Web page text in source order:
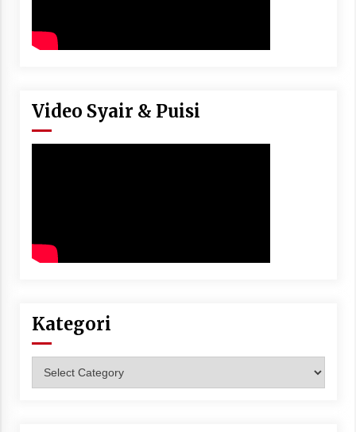
Video Syair & Puisi
Kategori